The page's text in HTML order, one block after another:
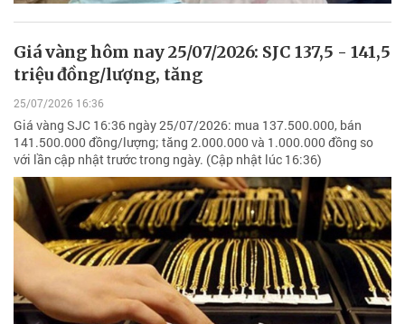
Giá vàng hôm nay 25/07/2026: SJC 137,5 - 141,5
triệu đồng/lượng, tăng
25/07/2026 16:36
Giá vàng SJC 16:36 ngày 25/07/2026: mua 137.500.000, bán
141.500.000 đồng/lượng; tăng 2.000.000 và 1.000.000 đồng so
với lần cập nhật trước trong ngày. (Cập nhật lúc 16:36)